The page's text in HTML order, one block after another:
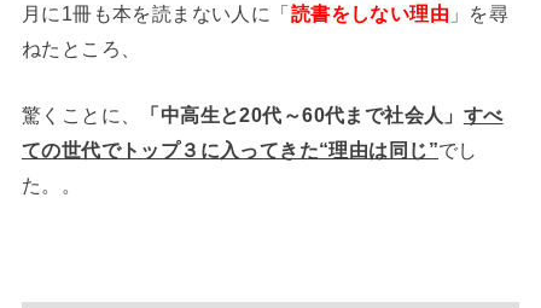
月に1冊も本を読まない人に「読書をしない理由 」を尋
ねたところ、
驚くことに、 「中高生と20代～60代まで社会人」 すべ
ての世代でトップ３に入ってきた“理由は同じ”でし
た。。